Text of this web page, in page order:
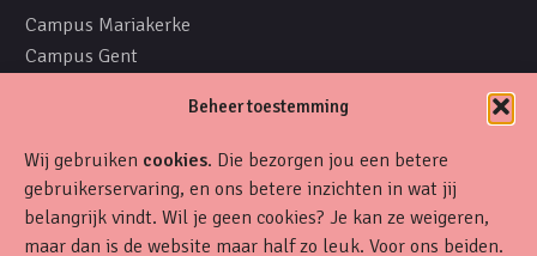
Beheer toestemming
Wij gebruiken cookies. Die bezorgen jou een betere
gebruikerservaring, en ons betere inzichten in wat jij
belangrijk vindt. Wil je geen cookies? Je kan ze weigeren,
maar dan is de website maar half zo leuk. Voor ons beiden.
Campus Mariakerke
Campus Gent
Facebook
Instagram Viso Mariakerke
Instagram Viso Gent